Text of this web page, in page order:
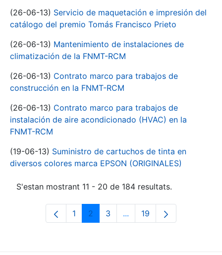
(26-06-13) Servicio de maquetación e impresión del
catálogo del premio Tomás Francisco Prieto
(26-06-13) Mantenimiento de instalaciones de
climatización de la FNMT-RCM
(26-06-13) Contrato marco para trabajos de
construcción en la FNMT-RCM
(26-06-13) Contrato marco para trabajos de
instalación de aire acondicionado (HVAC) en la
FNMT-RCM
(19-06-13) Suministro de cartuchos de tinta en
diversos colores marca EPSON (ORIGINALES)
S'estan mostrant 11 - 20 de 184 resultats.
Pàgina
1 Pàgina
2 Pàgina
3 ...Pàgines intermèdies
Pàgina
19